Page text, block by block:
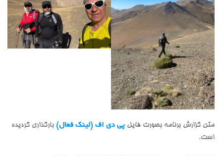
متن گزارش برنامه بصورت فایل پی دی اف (لینک فعال) بارگذاری گردیده
است.